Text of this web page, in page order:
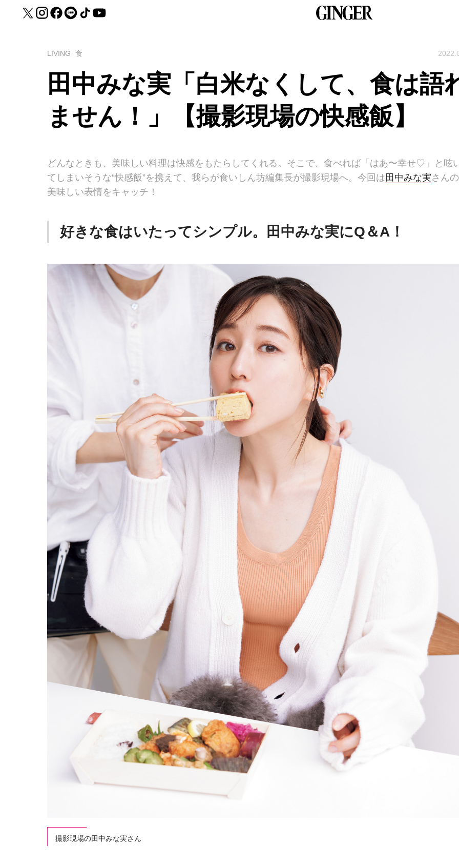
LIVING 食
田中みな実「白米なくして、食は語
ません！」【撮影現場の快感飯】
どんなときも、美味しい料理は快感をもたらしてくれる。そこで、食べれば「はあ〜幸せ♡」と呟
てしまいそうな“快感飯”を携えて、我らが食いしん坊編集長が撮影現場へ。今回は 田中みな実さんの
美味しい表情をキャッチ！
好きな食はいたってシンプル。田中みな実にQ＆A！
撮影現場の田中みな実さん